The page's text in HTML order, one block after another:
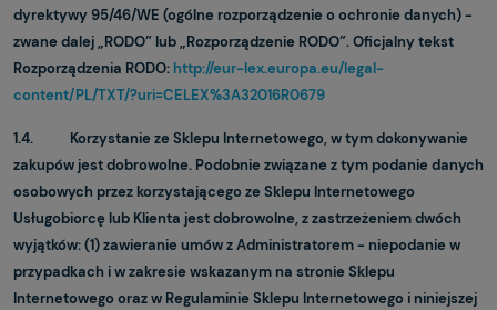
dyrektywy 95/46/WE (ogólne rozporządzenie o ochronie danych) -
zwane dalej „RODO” lub „Rozporządzenie RODO”. Oficjalny tekst
Rozporządzenia RODO: http://eur-lex.europa.eu/legal-
content/PL/TXT/?uri=CELEX%3A32016R0679
1.4. Korzystanie ze Sklepu Internetowego, w tym dokonywanie
zakupów jest dobrowolne. Podobnie związane z tym podanie danych
osobowych przez korzystającego ze Sklepu Internetowego
Usługobiorcę lub Klienta jest dobrowolne, z zastrzeżeniem dwóch
wyjątków: (1) zawieranie umów z Administratorem - niepodanie w
przypadkach i w zakresie wskazanym na stronie Sklepu
Internetowego oraz w Regulaminie Sklepu Internetowego i niniejszej